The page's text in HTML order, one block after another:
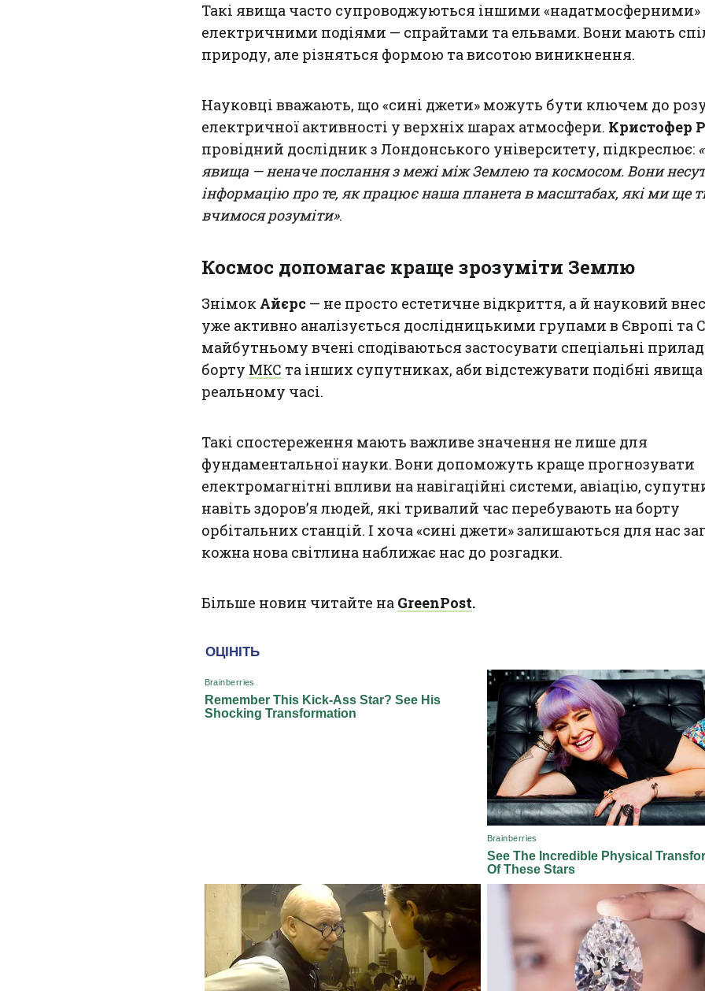
Такі явища часто супроводжуються іншими «надатмосферними»
електричними подіями — спрайтами та ельвами. Вони мають
природу, але різняться формою та висотою виникнення.
Науковці вважають, що «сині джети» можуть бути ключем до
електричної активності у верхніх шарах атмосфери. Кристофер
провідний дослідник з Лондонського університету, підкреслює:
явища — неначе послання з межі між Землею та космосом. Вони
інформацію про те, як працює наша планета в масштабах, які ми ще
вчимося розуміти».
Космос допомагає краще зрозуміти Землю
Знімок Айєрс — не просто естетичне відкриття, а й науковий
уже активно аналізується дослідницькими групами в Європі та
майбутньому вчені сподіваються застосувати спеціальні
борту МКС та інших супутниках, аби відстежувати подібні явища
реальному часі.
Такі спостереження мають важливе значення не лише для
фундаментальної науки. Вони допоможуть краще прогнозувати
електромагнітні впливи на навігаційні системи, авіацію,
навіть здоров’я людей, які тривалий час перебувають на борту
орбітальних станцій. І хоча «сині джети» залишаються для нас
кожна нова світлина наближає нас до розгадки.
Більше новин читайте на GreenPost.